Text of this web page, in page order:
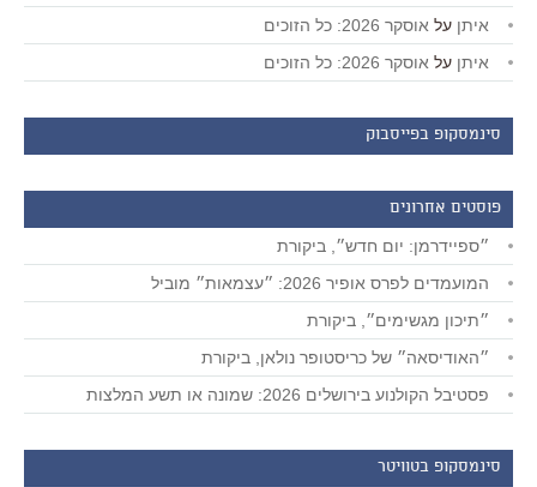
איתן על אוסקר 2026: כל הזוכים
איתן על אוסקר 2026: כל הזוכים
סינמסקופ בפייסבוק
פוסטים אחרונים
״ספיידרמן: יום חדש״, ביקורת
המועמדים לפרס אופיר 2026: ״עצמאות״ מוביל
״תיכון מגשימים״, ביקורת
״האודיסאה״ של כריסטופר נולאן, ביקורת
פסטיבל הקולנוע בירושלים 2026: שמונה או תשע המלצות
סינמסקופ בטוויטר